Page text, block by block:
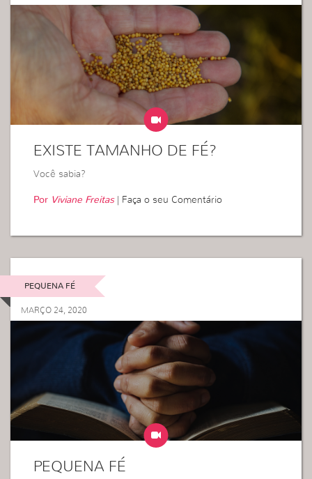
EXISTE TAMANHO DE FÉ?
Você sabia?
Por Viviane Freitas| Faça o seu Comentário
PEQUENA FÉ
MARÇO 24, 2020
PEQUENA FÉ